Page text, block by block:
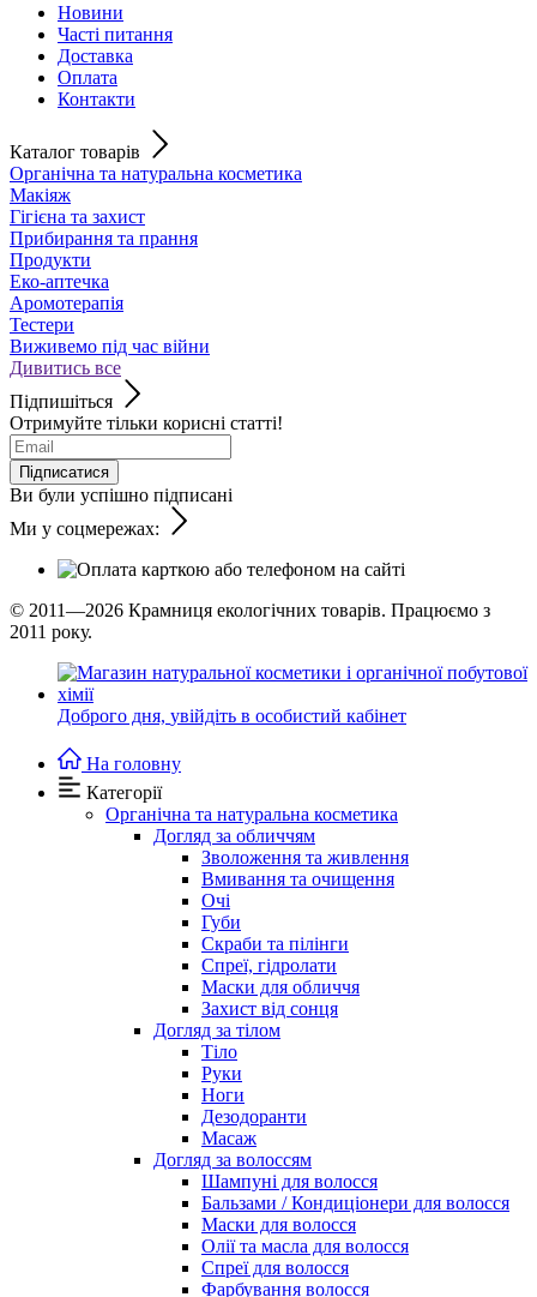
Новини
Часті питання
Доставка
Оплата
Контакти
Каталог товарів
Органічна та натуральна косметика
Макіяж
Гігієна та захист
Прибирання та прання
Продукти
Еко-аптечка
Аромотерапія
Тестери
Виживемо під час війни
Дивитись все
Підпишіться
Отримуйте тільки корисні статті!
Підписатися
Ви були успішно підписані
Ми у соцмережах:
© 2011—2026 Крамниця екологічних товарів. Працюємо з
2011 року.
Доброго дня, увійдіть в особистий кабінет
На головну
Категорії
Органічна та натуральна косметика
Догляд за обличчям
Зволоження та живлення
Вмивання та очищення
Очі
Губи
Скраби та пілінги
Спреї, гідролати
Маски для обличчя
Захист від сонця
Догляд за тілом
Тіло
Руки
Ноги
Дезодоранти
Масаж
Догляд за волоссям
Шампуні для волосся
Бальзами / Кондиціонери для волосся
Маски для волосся
Олії та масла для волосся
Спреї для волосся
Фарбування волосся